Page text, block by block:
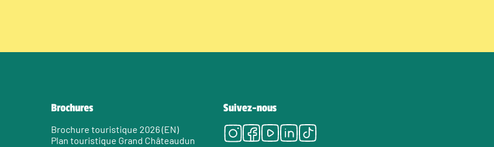
Brochures
Brochure touristique 2026 (EN)
Plan touristique Grand Châteaudun
Suivez-nous
Instagram
Facebook
Youtube
LinkedIn
Tiktok